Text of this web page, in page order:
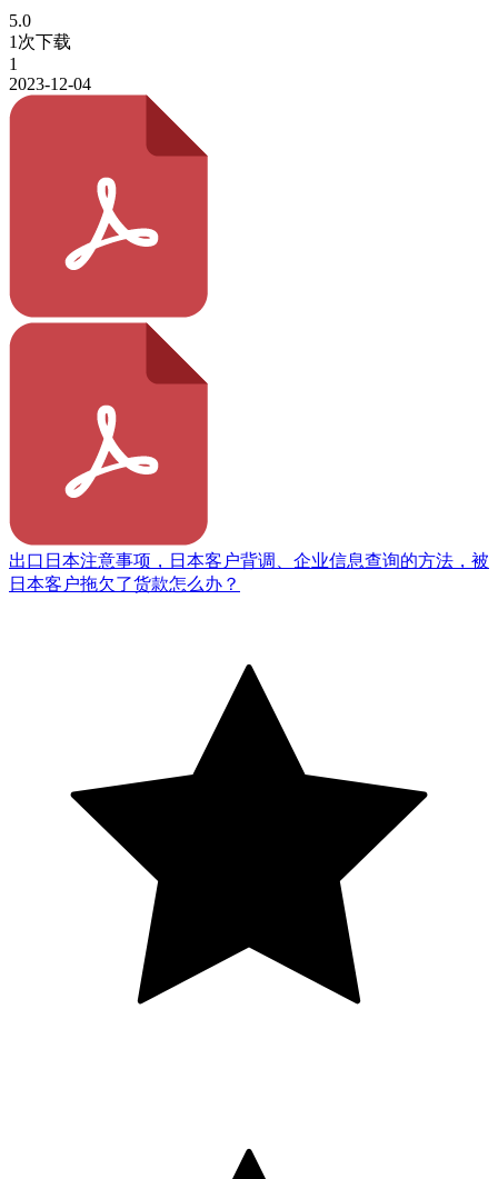
5.0
1次下载
1
2023-12-04
出口日本注意事项，日本客户背调、企业信息查询的方法，被
日本客户拖欠了货款怎么办？